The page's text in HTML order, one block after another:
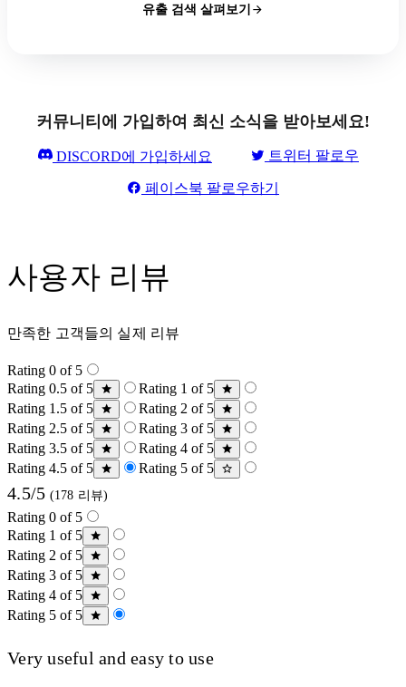
유출 검색 살펴보기
커뮤니티에 가입하여 최신 소식을 받아보세요!
DISCORD에 가입하세요 트위터 팔로우
페이스북 팔로우하기
사용자 리뷰
만족한 고객들의 실제 리뷰
Rating 0 of 5
Rating 0.5 of 5
Rating 1 of 5
Rating 1.5 of 5
Rating 2 of 5
Rating 2.5 of 5
Rating 3 of 5
Rating 3.5 of 5
Rating 4 of 5
Rating 4.5 of 5
Rating 5 of 5
4.5/5 (178 리뷰)
Rating 0 of 5
Rating 1 of 5
Rating 2 of 5
Rating 3 of 5
Rating 4 of 5
Rating 5 of 5
Very useful and easy to use